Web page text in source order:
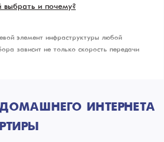
выбрать и почему?
элемент инфраструктуры любой
зависит не только скорость передачи
ИНТЕРНЕТА